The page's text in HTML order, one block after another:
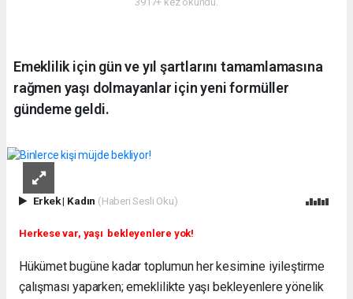
Emeklilik için gün ve yıl şartlarını tamamlamasına
rağmen yaşı dolmayanlar için yeni formüller
gündeme geldi.
Erkek| Kadın (Haberi Sesli Oku)
Herkese var, yaşı bekleyenlere yok!
Hükümet bugüne kadar toplumun her kesimine iyileştirme
çalışması yaparken; emeklilikte yaşı bekleyenlere yönelik